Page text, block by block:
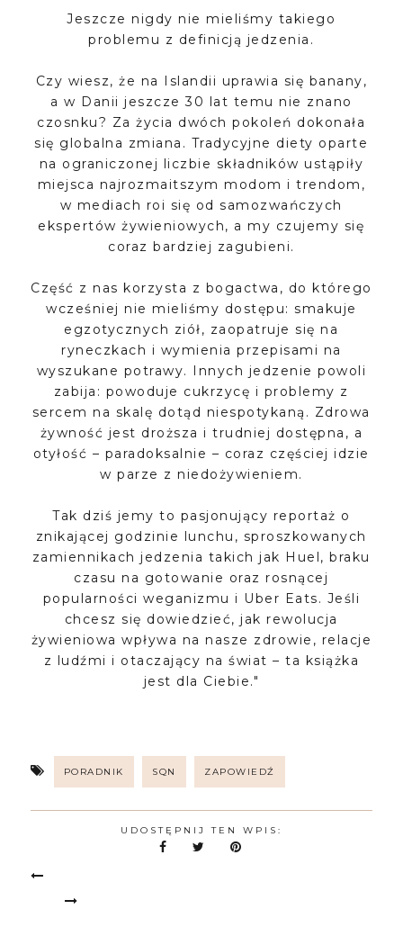
Jeszcze nigdy nie mieliśmy takiego
problemu z definicją jedzenia.
Czy wiesz, że na Islandii uprawia się banany,
a w Danii jeszcze 30 lat temu nie znano
czosnku? Za życia dwóch pokoleń dokonała
się globalna zmiana. Tradycyjne diety oparte
na ograniczonej liczbie składników ustąpiły
miejsca najrozmaitszym modom i trendom,
w mediach roi się od samozwańczych
ekspertów żywieniowych, a my czujemy się
coraz bardziej zagubieni.
Część z nas korzysta z bogactwa, do którego
wcześniej nie mieliśmy dostępu: smakuje
egzotycznych ziół, zaopatruje się na
ryneczkach i wymienia przepisami na
wyszukane potrawy. Innych jedzenie powoli
zabija: powoduje cukrzycę i problemy z
sercem na skalę dotąd niespotykaną. Zdrowa
żywność jest droższa i trudniej dostępna, a
otyłość – paradoksalnie – coraz częściej idzie
w parze z niedożywieniem.
Tak dziś jemy to pasjonujący reportaż o
znikającej godzinie lunchu, sproszkowanych
zamiennikach jedzenia takich jak Huel, braku
czasu na gotowanie oraz rosnącej
popularności weganizmu i Uber Eats. Jeśli
chcesz się dowiedzieć, jak rewolucja
żywieniowa wpływa na nasze zdrowie, relacje
z ludźmi i otaczający na świat – ta książka
jest dla Ciebie."
PORADNIK SQN ZAPOWIEDŹ
UDOSTĘPNIJ TEN WPIS: